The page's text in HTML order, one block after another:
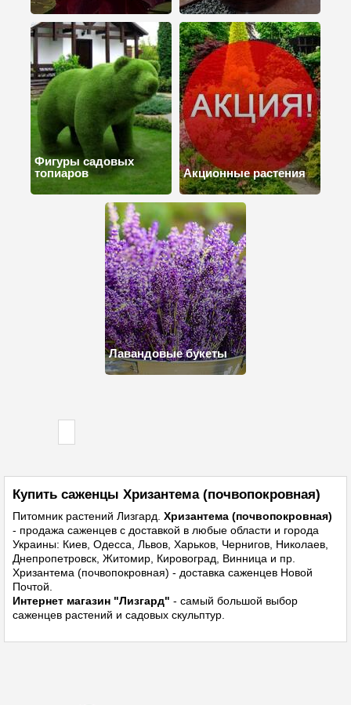
Фигуры садовых
топиаров
Акционные растения
Лавандовые букеты
Купить саженцы Хризантема (почвопокровная)
Питомник растений Лизгард. Хризантема (почвопокровная)
- продажа саженцев с доставкой в любые области и города
Украины: Киев, Одесса, Львов, Харьков, Чернигов, Николаев,
Днепропетровск, Житомир, Кировоград, Винница и пр.
Хризантема (почвопокровная) - доставка саженцев Новой
Почтой.
Интернет магазин "Лизгард" - самый большой выбор
саженцев растений и садовых скульптур.